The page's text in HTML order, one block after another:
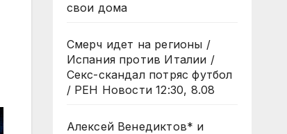
свои дома
Смерч идет на регионы /
Испания против Италии /
Секс-скандал потряс футбол
/ РЕН Новости 12:30, 8.08
Алексей Венедиктов* и